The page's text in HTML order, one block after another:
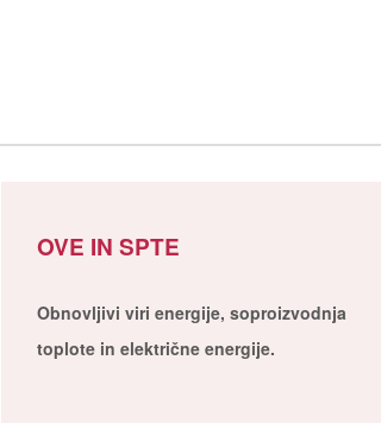
OVE IN SPTE
Obnovljivi viri energije, soproizvodnja
toplote in električne energije.